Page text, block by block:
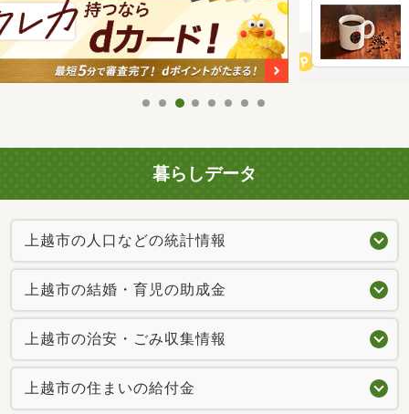
暮らしデータ
上越市の人口などの統計情報
上越市の結婚・育児の助成金
上越市の治安・ごみ収集情報
上越市の住まいの給付金